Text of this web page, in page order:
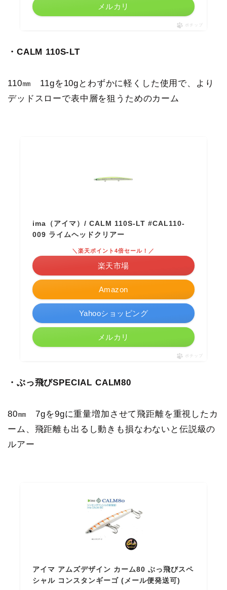
メルカリ
ポチップ
・CALM 110S-LT
110㎜ 11gを10gとわずかに軽くした使用で、より
デッドスローで表中層を狙うためのカーム
ima（アイマ）/ CALM 110S-LT #CAL110-
009 ライムヘッドクリアー
Amazon
＼楽天ポイント4倍セール！／
楽天市場
Yahooショッピング
メルカリ
ポチップ
・ぶっ飛びSPECIAL CALM80
80㎜ 7gを9gに重量増加させて飛距離を重視したカ
ーム、飛距離も出るし動きも損なわないと伝説級の
ルアー
アイマ アムズデザイン カーム80 ぶっ飛びスペ
シャル コンスタンギーゴ (メール便発送可)